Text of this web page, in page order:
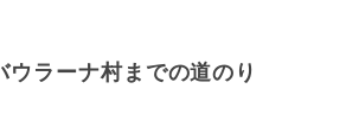
ウラーナ村までの道のり